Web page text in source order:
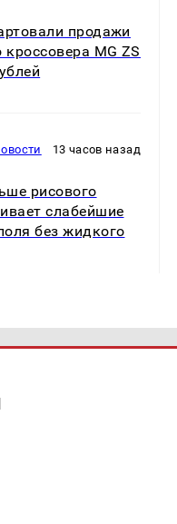
продажи
MG ZS
13 часов назад
рисового
слабейшие
без жидкого